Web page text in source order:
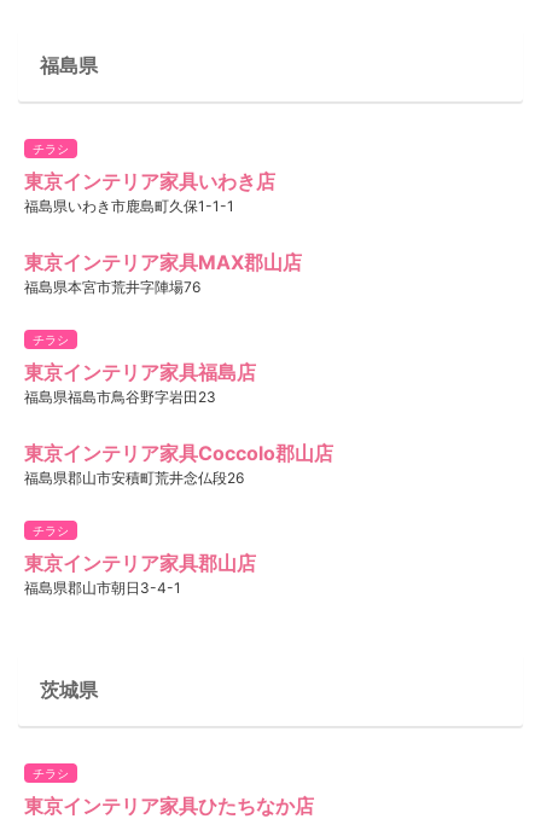
福島県
チラシ
東京インテリア家具いわき店
福島県いわき市鹿島町久保1-1-1
東京インテリア家具MAX郡山店
福島県本宮市荒井字陣場76
チラシ
東京インテリア家具福島店
福島県福島市鳥谷野字岩田23
東京インテリア家具Coccolo郡山店
福島県郡山市安積町荒井念仏段26
チラシ
東京インテリア家具郡山店
福島県郡山市朝日3-4-1
茨城県
チラシ
東京インテリア家具ひたちなか店